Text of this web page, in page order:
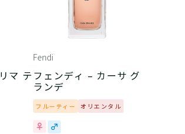
マ テ
Fendi
フェンディ – カーサ グ
ランデ
フルーティー オリエンタル